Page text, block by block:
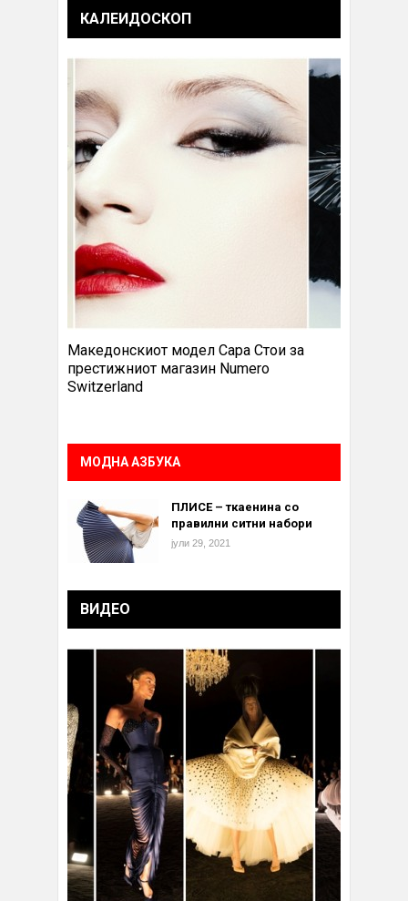
КАЛЕИДОСКОП
Македонскиот модел Сара Стои за
престижниот магазин Numero
Switzerland
МОДНА АЗБУКА
ПЛИСЕ – ткаенина со
правилни ситни набори
јули 29, 2021
ВИДЕО